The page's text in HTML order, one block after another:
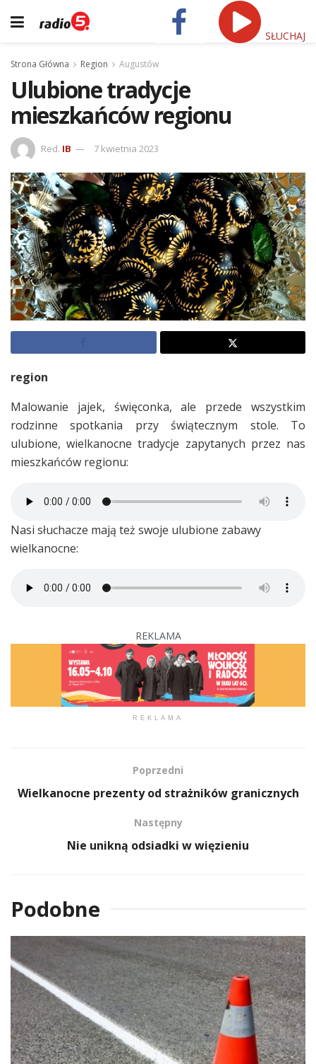
SŁUCHAJ
Strona Główna Region Augustów
Ulubione tradycje
mieszkańców regionu
Red. IB 7 kwietnia 2023
region
Malowanie jajek, święconka, ale przede wszystkim
rodzinne spotkania przy świątecznym stole. To
ulubione, wielkanocne tradycje zapytanych przez nas
mieszkańców regionu:
Nasi słuchacze mają też swoje ulubione zabawy
wielkanocne:
REKLAMA
REKLAMA
Poprzedni
Wielkanocne prezenty od strażników granicznych
Następny
Nie unikną odsiadki w więzieniu
Podobne